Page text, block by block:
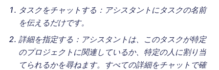
タスクをチャットする：アシスタントにタスクの名前
を伝えるだけです。
詳細を指定する：アシスタントは、このタスクが特定
のプロジェクトに関連しているか、特定の人に割り当
てられるかを尋ねます。すべての詳細をチャットで確